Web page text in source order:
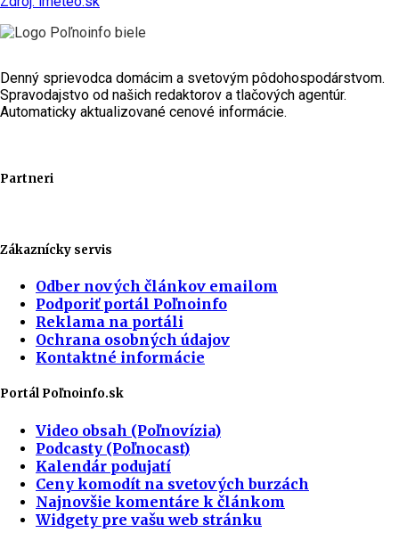
Denný sprievodca domácim a svetovým pôdohospodárstvom.
Spravodajstvo od našich redaktorov a tlačových agentúr.
Automaticky aktualizované cenové informácie.
Partneri
Zákaznícky servis
Odber nových článkov emailom
Podporiť portál Poľnoinfo
Reklama na portáli
Ochrana osobných údajov
Kontaktné informácie
Portál Poľnoinfo.sk
Video obsah (Poľnovízia)
Podcasty (Poľnocast)
Kalendár podujatí
Ceny komodít na svetových burzách
Najnovšie komentáre k článkom
Widgety pre vašu web stránku